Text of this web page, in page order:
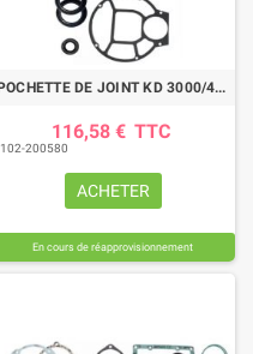
POCHETTE DE JOINT KD 3000/4000/5000
116,58 € TTC
102-200580
ACHETER
En cours de réapprovisionnement